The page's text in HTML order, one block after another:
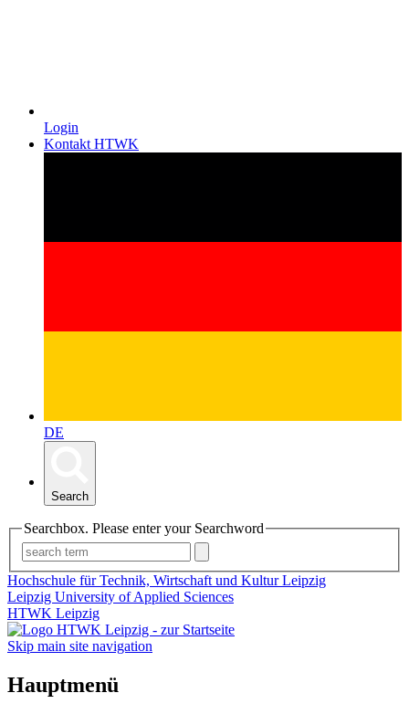
Login
Kontakt HTWK
DE
Search
Searchbox. Please enter your Searchword
Hochschule für Technik, Wirtschaft und Kultur Leipzig
Leipzig University of Applied Sciences
HTWK Leipzig
Skip main site navigation
Hauptmenü